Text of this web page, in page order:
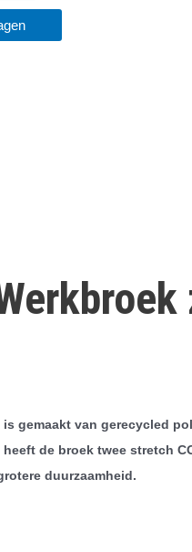
gemaakt van gerecycled
de broek twee stretch
duurzaamheid.